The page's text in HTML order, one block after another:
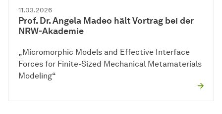
11.03.2026
Prof. Dr. Angela Madeo hält Vortrag bei der
NRW-Akademie
„Micromorphic Models and Effective Interface
Forces for Finite-Sized Mechanical Metamaterials
Modeling“